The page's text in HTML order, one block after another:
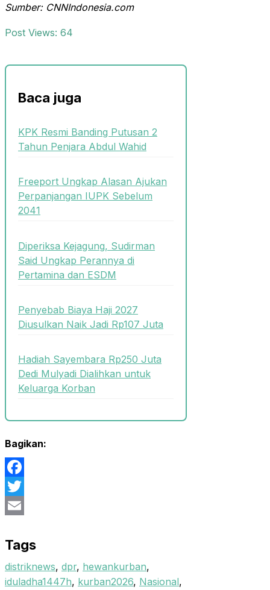
Sumber: CNNIndonesia.com
Post Views: 64
Baca juga
KPK Resmi Banding Putusan 2
Tahun Penjara Abdul Wahid
Freeport Ungkap Alasan Ajukan
Perpanjangan IUPK Sebelum
2041
Diperiksa Kejagung, Sudirman
Said Ungkap Perannya di
Pertamina dan ESDM
Penyebab Biaya Haji 2027
Diusulkan Naik Jadi Rp107 Juta
Hadiah Sayembara Rp250 Juta
Dedi Mulyadi Dialihkan untuk
Keluarga Korban
Bagikan:
Facebook
Twitter
Tags
distriknews, dpr, hewankurban,
iduladha1447h, kurban2026, Nasional,